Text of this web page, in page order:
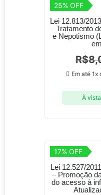
25% OFF
Lei 12.813/
– Tratamento
e Nepotismo
R$
Em até 1x
À vista
17% OFF
Lei 12.527/
– Promoção
do acesso à